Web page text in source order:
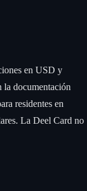
en USD y
la documentación
residentes en
La Deel Card no